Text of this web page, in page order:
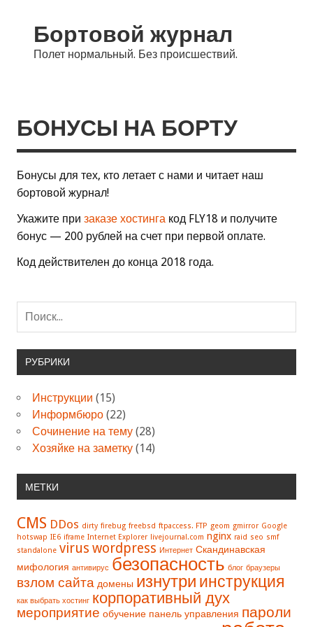
Бортовой журнал
Полет нормальный. Без происшествий.
БОНУСЫ НА БОРТУ
Бонусы для тех, кто летает с нами и читает наш
бортовой журнал!
Укажите при заказе хостинга код FLY18 и получите
бонус — 200 рублей на счет при первой оплате.
Код действителен до конца 2018 года.
РУБРИКИ
Инструкции (15)
Информбюро (22)
Сочинение на тему (28)
Хозяйке на заметку (14)
МЕТКИ
CMS DDos dirty firebug freebsd ftpaccess. FTP geom gmirror Google
hotswap IE6 iframe Internet Explorer livejournal.com nginx raid seo smf
standalone virus wordpress Интернет Скандинавская
мифология антивирус безопасность блог браузеры
взлом сайта домены изнутри инструкция
как выбрать хостинг корпоративный дух
мероприятие обучение панель управления пароли